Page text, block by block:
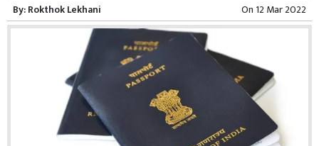
By:Rokthok Lekhani On 12 Mar 2022